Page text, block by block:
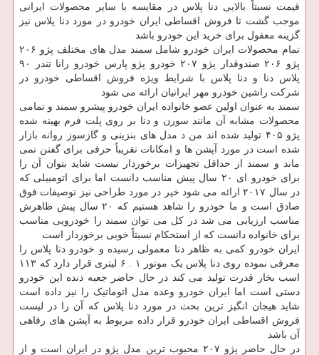
قیمت نسبتاً بالایی دنا پلاس در مقایسه با سایر محصولات ایرانی
موجب گشت تا فروش اقساطی ایران خودرو در مورد دنا پلاس نیز
گزینه معقول برای خرید این خودرو باشد
تمام محصولات ایران خودرو شامل سمند مدل های مختلف پژو ۲۰۶
پژو ۲۰۶ صندوقدار پژو ۲۰۷ خودرو پژو پارس خودرو رانا تندر ۹۰
پلاس دنا و دنا پلاس با شرایط ویژه فروش اقساطی خودرو در
شرکت راشین خودرو مهر ایرانیان ارائه می شود
سمند به عنوان اولین عضو خانواده ایران خودرو پیشرو سمند و تمامی
محصولات مشابه آن مانند سورن و دنا بر روی پلت فرم بهینه شده
پژو ۴۰۵ تولید شده اند من د مدل های بنزینی و گازسوز روانه بازار
شده است در مورد آپشن ها و امکانات تقریباً حرفی برای گفتن نمی
ماند و سمند از حداقل تجهیزات برخوردار نیست شاید بتوان آن را
برای خودرو ای ۲۰ سال پیش مناسب دانست اما برای اتومبیلی که
در سال ۲۰۱۷ ارائه می شود خیر در مورد طراحی نیز توصیفات فوق
صادق است و ما خودرو را شاهد هستیم که ۲۰ سال پیش ظاهرش
مناسب ارزیابی می شد در کل می توان سمند را خودرویی مناسب
برای خانواده دانست که از استحکام نسبتاً خوبی برخوردار است
ایران خودرو کمی به ظاهر دنا معمولی رسیده و خودرو دنا پلاس را
معرفی نموده روی دنا پلاس یک موتور ۱ . ۶ لیتری قرار دارد که ۱۱۳
اسب بخار قدرت تولید می کند در حال حاضر جعبه دنده این خودرو
دستی است اما ایران خودرو وعده مدل اتوماتیک را نیز داده است
شاید هیجان انگیز ترین بحث در مورد دنا پلاس که آن را در لیست
فروش اقساطی ایران خودرو قرار داده مربوط به آپشن های رفاهی
آن باشد
در حال حاضر پژو ۲۰۷ محبوب ترین مدل پژو در ایران است و از